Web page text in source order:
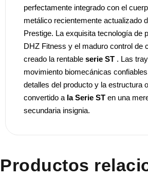
perfectamente integrado con el
metálico recientemente actualizado
Prestige. La exquisita tecnología de
DHZ Fitness y el maduro control de
creado la rentable serie ST . Las
movimiento biomecánicas
detalles del producto y la estructura
convertido a la Serie ST en una
secundaria insignia.
Productos